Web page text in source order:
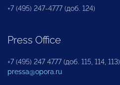
+7 (495) 247-4777 (доб. 124)
Press Office
+7 (495) 247 4777 (доб. 115, 114, 113)
pressa@opora.ru